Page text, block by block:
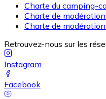
Charte du camping-
Charte de
Charte de
Retrouvez-nous sur les
Instagram
Facebook